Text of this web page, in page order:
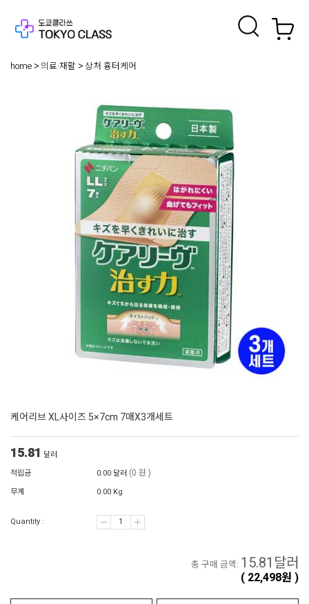
home 의료·재활 상처 흉터케어
케어리브 XL사이즈 5×7cm 7매X3개세트
15.81 달러
적립금
0.00 달러 (0 원 )
무게 0.00 Kg
Quantity :
총 구매 금액: 15.81 달러
( 22,498원 )